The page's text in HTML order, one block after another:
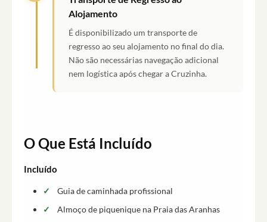
Alojamento
É disponibilizado um transporte de
regresso ao seu alojamento no final do dia.
Não são necessárias navegação adicional
nem logística após chegar a Cruzinha.
O Que Está Incluído
Incluído
Guia de caminhada profissional
Almoço de piquenique na Praia das Aranhas